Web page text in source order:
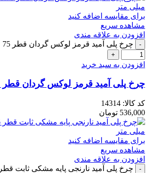
برای مقایسه اضافه کنید
مشاهده سریع
افزودن به علاقه مندی
چرخ پلی آمید قرمز لوکس گردان قطر 75 میلی متر عدد
افزودن به سبد خرید
چرخ پلی آمید قرمز لوکس گردان قطر 75 میلی متر
کد کالا: 14314
536,000 تومان
برای مقایسه اضافه کنید
مشاهده سریع
افزودن به علاقه مندی
چرخ پلی آمید نارنجی پایه مشکی ثابت قطر 75 میلی متر عدد